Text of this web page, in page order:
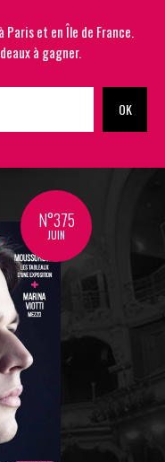
et en Île de France.
à gagner.
OK
N°375
JUIN